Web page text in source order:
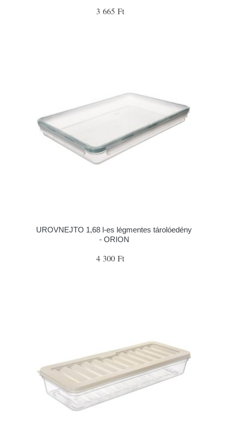
3 665 Ft
UROVNEJTO 1,68 l-es légmentes tárolóedény
- ORION
4 300 Ft